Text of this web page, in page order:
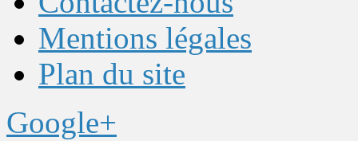
Mentions légales
Plan du site
Google+